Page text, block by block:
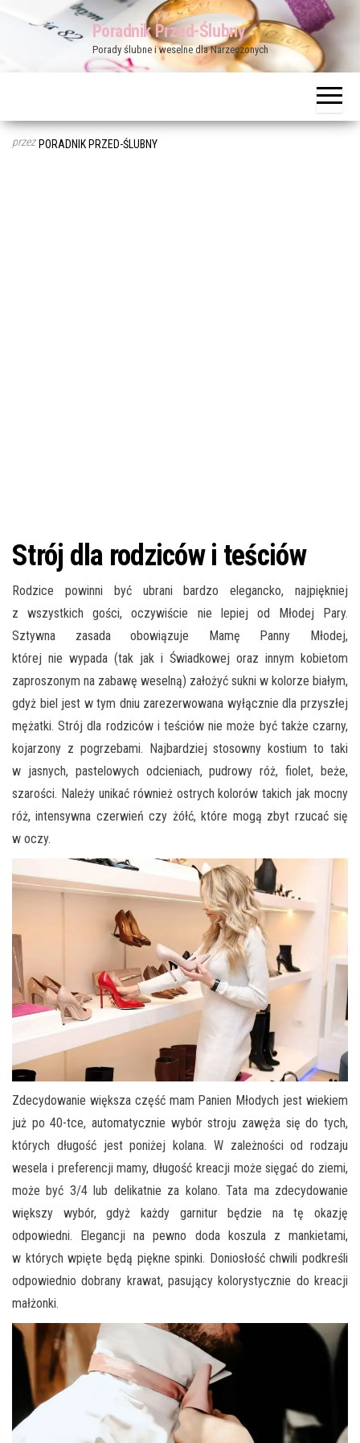
Poradnik Przed-Ślubny
Porady ślubne i weselne dla Narzeczonych
przez PORADNIK PRZED-ŚLUBNY
Strój dla rodziców i teściów
Rodzice powinni być ubrani bardzo elegancko, najpiękniej
z wszystkich gości, oczywiście nie lepiej od Młodej Pary.
Sztywna zasada obowiązuje Mamę Panny Młodej,
której nie wypada (tak jak i Świadkowej oraz innym kobietom
zaproszonym na zabawę weselną) założyć sukni w kolorze białym,
gdyż biel jest w tym dniu zarezerwowana wyłącznie dla przyszłej
mężatki. Strój dla rodziców i teściów nie może być także czarny,
kojarzony z pogrzebami. Najbardziej stosowny kostium to taki
w jasnych, pastelowych odcieniach, pudrowy róż, fiolet, beże,
szarości. Należy unikać również ostrych kolorów takich jak mocny
róż, intensywna czerwień czy żółć, które mogą zbyt rzucać się
w oczy.
Zdecydowanie większa część mam Panien Młodych jest wiekiem
już po 40-tce, automatycznie wybór stroju zawęża się do tych,
których długość jest poniżej kolana. W zależności od rodzaju
wesela i preferencji mamy, długość kreacji może sięgać do ziemi,
może być 3/4 lub delikatnie za kolano. Tata ma zdecydowanie
większy wybór, gdyż każdy garnitur będzie na tę okazję
odpowiedni. Elegancji na pewno doda koszula z mankietami,
w których wpięte będą piękne spinki. Doniosłość chwili podkreśli
odpowiednio dobrany krawat, pasujący kolorystycznie do kreacji
małżonki.